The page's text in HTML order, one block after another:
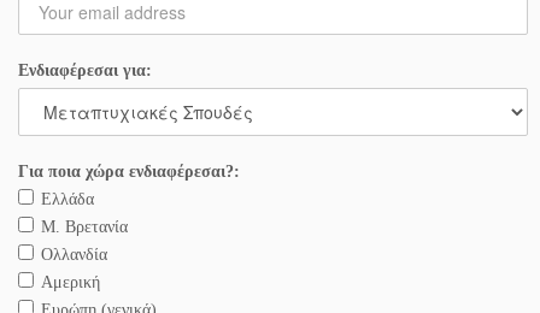
Ενδιαφέρεσαι για:
Για ποια χώρα ενδιαφέρεσαι?:
Ελλάδα
Μ. Βρετανία
Ολλανδία
Αμερική